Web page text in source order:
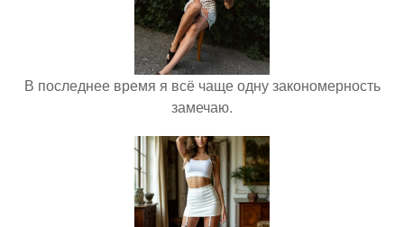
В последнее время я всё чаще одну закономерность
замечаю.